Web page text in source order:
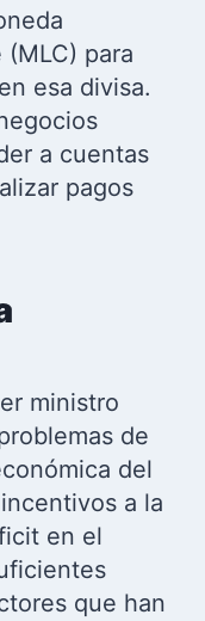
para
esa divisa.
a cuentas
pagos
ministro
de
del
a la
en el
que han